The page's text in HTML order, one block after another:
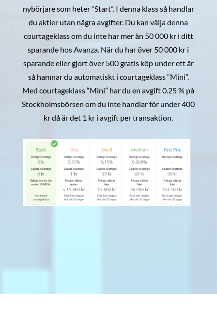
nybörjare som heter “Start”. I denna klass så handlar
du aktier utan några avgifter. Du kan välja denna
courtageklass om du inte har mer än 50 000 kr i ditt
sparande hos Avanza. När du har över 50 000 kr i
sparande eller gjort över 500 gratis köp under ett år
så hamnar du automatiskt i courtageklass “Mini”.
Med courtageklass “Mini” har du en avgift 0.25 % på
Stockholmsbörsen om du inte handlar för under 400
kr då är det 1 kr i avgift per transaktion.